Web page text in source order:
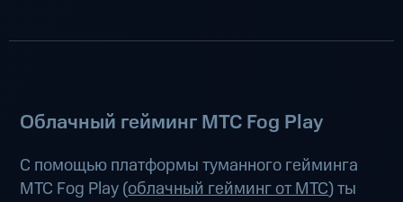
Облачный гейминг МТС Fog Play
С помощью платформы туманного гейминга
МТС Fog Play (облачный гейминг от МТС) ты